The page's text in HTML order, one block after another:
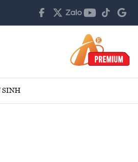
SINH